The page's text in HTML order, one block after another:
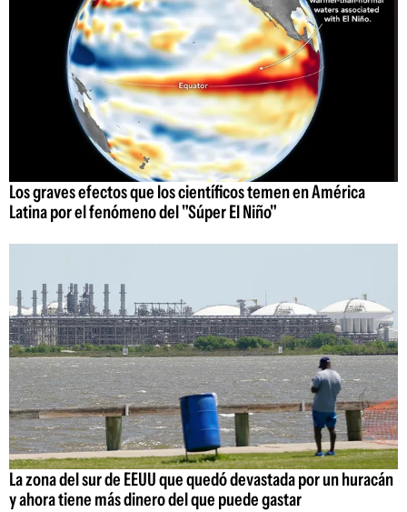
Los graves efectos que los científicos temen en América
Latina por el fenómeno del "Súper El Niño"
La zona del sur de EEUU que quedó devastada por un huracán
y ahora tiene más dinero del que puede gastar